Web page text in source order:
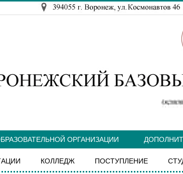
ОРГАНИЗАЦИИ
КОЛЛЕДЖ ПОСТУПЛЕНИЕ